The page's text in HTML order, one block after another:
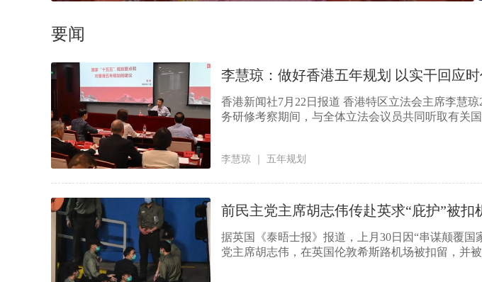
要闻
李慧琼：做好香港五年规划 以实干回应
香港新闻社7月22日报道 香港特区立法会主席李慧
务研修考察期间，与全体立法会议员共同听取有关
李慧琼 五年规划
前民主党主席胡志伟传赴英求“庇护”被扣
据英国《泰晤士报》报道，上月30日因“串谋颠覆国
党主席胡志伟，在英国伦敦希斯路机场被扣留，并